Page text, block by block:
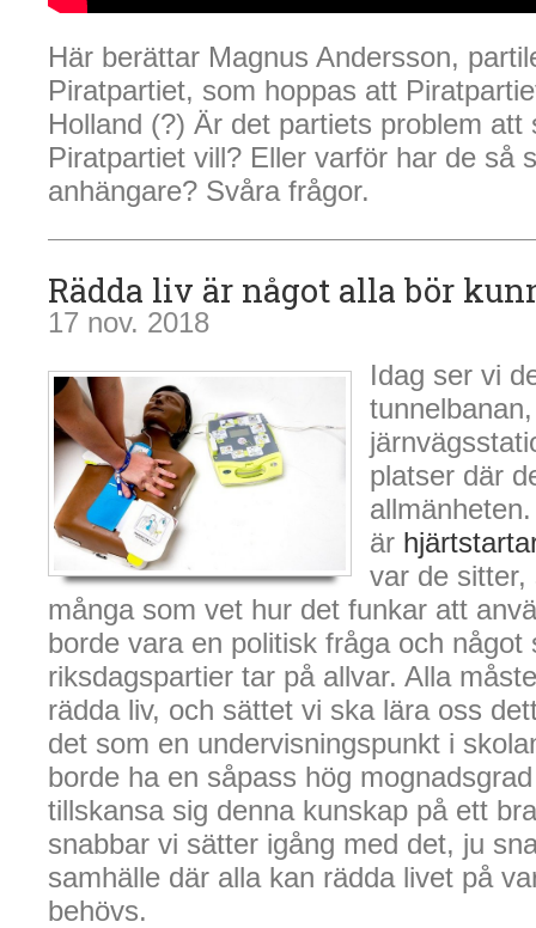
Här berättar Magnus Andersson,
Piratpartiet, som hoppas att
Holland (?) Är det partiets problem att
Piratpartiet vill? Eller varför har de så
anhängare? Svåra frågor.
Rädda liv är något alla bör
17 nov. 2018
Idag ser vi
platser där
är
var de
många som vet hur det funkar att
borde vara en politisk fråga och något
riksdagspartier tar på allvar. Alla
rädda liv, och sättet vi ska lära oss
det som en undervisningspunkt i
borde ha en såpass hög
tillskansa sig denna kunskap på ett
snabbar vi sätter igång med det, ju
samhälle där alla kan rädda livet på
behövs.